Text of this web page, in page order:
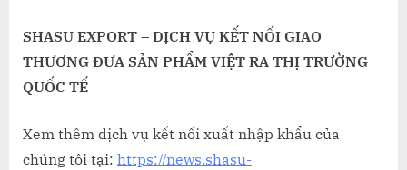
SHASU EXPORT – DỊCH VỤ KẾT NỐI GIAO
THƯƠNG ĐƯA SẢN PHẨM VIỆT RA THỊ TRƯỜNG
QUỐC TẾ
Xem thêm dịch vụ kết nối xuất nhập khẩu của
chúng tôi tại: https://news.shasu-